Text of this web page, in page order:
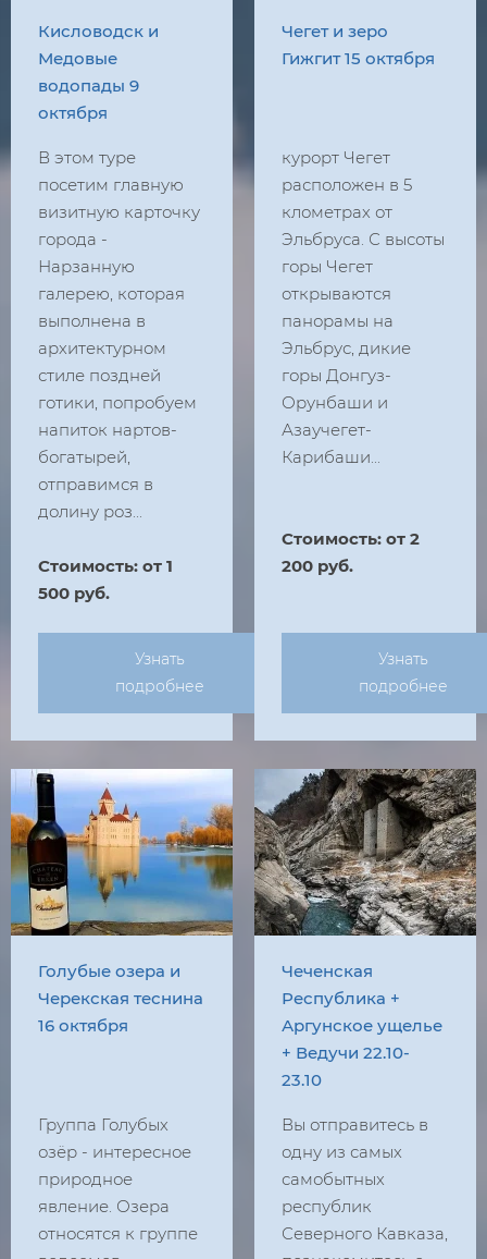
Кисловодск и
Медовые
водопады 9
октября
В этом туре
посетим главную
визитную карточку
города -
Нарзанную
галерею, которая
выполнена в
архитектурном
стиле поздней
готики, попробуем
напиток нартов-
богатырей,
отправимся в
долину роз...
Стоимость: от 1
500 руб.
Узнать
подробнее
Чегет и зеро
Гижгит 15 октября
курорт Чегет
расположен в 5
клометрах от
Эльбруса. С высоты
горы Чегет
открываются
панорамы на
Эльбрус, дикие
горы Донгуз-
Орунбаши и
Азаучегет-
Карибаши...
Стоимость: от 2
200 руб.
Узнать
подробнее
Голубые озера и
Черекская теснина
16 октября
Группа Голубых
озёр - интересное
природное
явление. Озера
относятся к группе
Чеченская
Республика +
Аргунское ущелье
+ Ведучи 22.10-
23.10
Вы отправитесь в
одну из самых
самобытных
республик
Северного Кавказа,